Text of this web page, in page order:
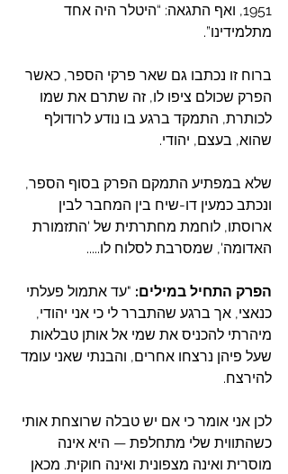
1951, ואף התגאה: “היטלר היה אחד
מתלמידינו”.
ברוח זו נכתבו גם שאר פרקי הספר, כאשר
הפרק שכולם ציפו לו, זה שתרם את שמו
לכותרת, התמקד ברגע בו נודע לרודולף
שהוא, בעצם, יהודי.
שלא במפתיע התמקם הפרק בסוף הספר,
ונכתב כמעין דו-שיח בין המחבר לבין
ארוסתו, לוחמת מחתרתית של 'התזמורת
האדומה', שמסרבת לסלוח לו.....
הפרק התחיל במילים: "עד אתמול פעלתי
כנאצי, אך ברגע שהתברר לי כי אני יהודי,
מיהרתי להכניס את שמי אל אותן טבלאות
שעל פיהן נרצחו אחרים, והבנתי שאני עומד
להירצח.
לכן אני אומר כי אם יש טבלה שרוצחת אותי
כשהתווית שלי מתחלפת — היא אינה
מוסרית ואינה מצפונית ואינה חוקית. מכאן